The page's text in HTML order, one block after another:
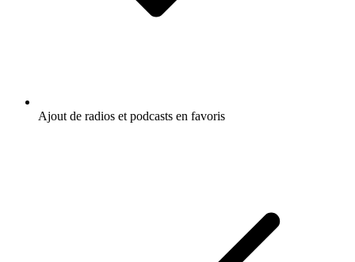
Ajout de radios et podcasts en favoris